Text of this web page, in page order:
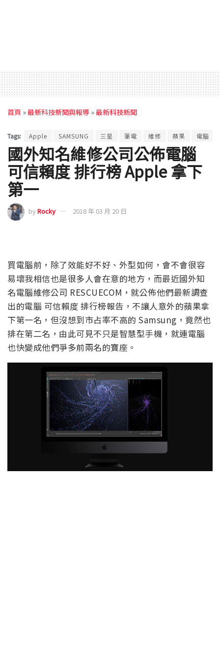
首頁 »最新科技新聞與報導 »最新科技新聞
Tags: Apple SAMSUNG 三星 筆電 維修 蘋果 電腦
國外知名維修公司公佈電腦
可信賴度 排行榜 Apple 拿下
第一
byRocky 2018 年 03 月 20 日
買電腦前，除了效能好不好、外型如何，會不會很容
易壞我相信也是很多人會在意的地方，而最近國外知
名電腦維修公司 RESCUECOM，就公佈他們最新調查
出的電腦 可信賴度 排行榜報告，不讓人意外的蘋果拿
下第一名，但沒想到市占率不高的 Samsung，竟然也
排在第二名，由此可見不只是智慧型手機，就連電腦
也快變成他們爭多前兩名的寶座。